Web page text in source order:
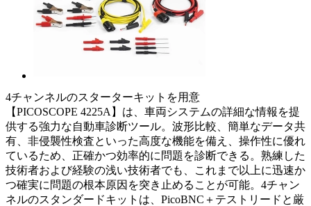
4チャンネルのスターターキットを用意
【PICOSCOPE 4225A】は、車両システムの詳細な情報を提
供する強力な自動車診断ツール。波形比較、簡単なデータ共
有、非侵襲性検査といった高度な機能を備え、操作性に優れ
ているため、正確かつ効率的に問題を診断できる。熟練した
技術者および経験の浅い技術者でも、これまで以上に迅速か
つ確実に問題の根本原因を突き止めることが可能。4チャン
ネルのスタンダードキットは、PicoBNC＋テストリードと厳